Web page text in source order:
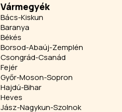
Vármegyék
Bács-Kiskun
Baranya
Békés
Borsod-Abaúj-Zemplén
Csongrád-Csanád
Fejér
Győr-Moson-Sopron
Hajdú-Bihar
Heves
Jász-Nagykun-Szolnok